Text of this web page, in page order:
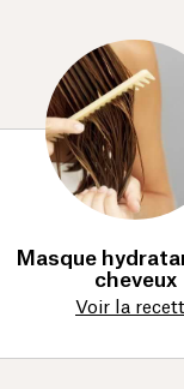
Masque
cheveux
Voir la